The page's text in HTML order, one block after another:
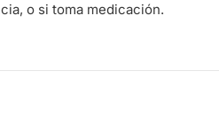
o si toma medicación.